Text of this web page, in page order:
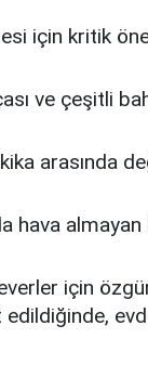
için kritik
ve çeşitli
arasında
hava
için